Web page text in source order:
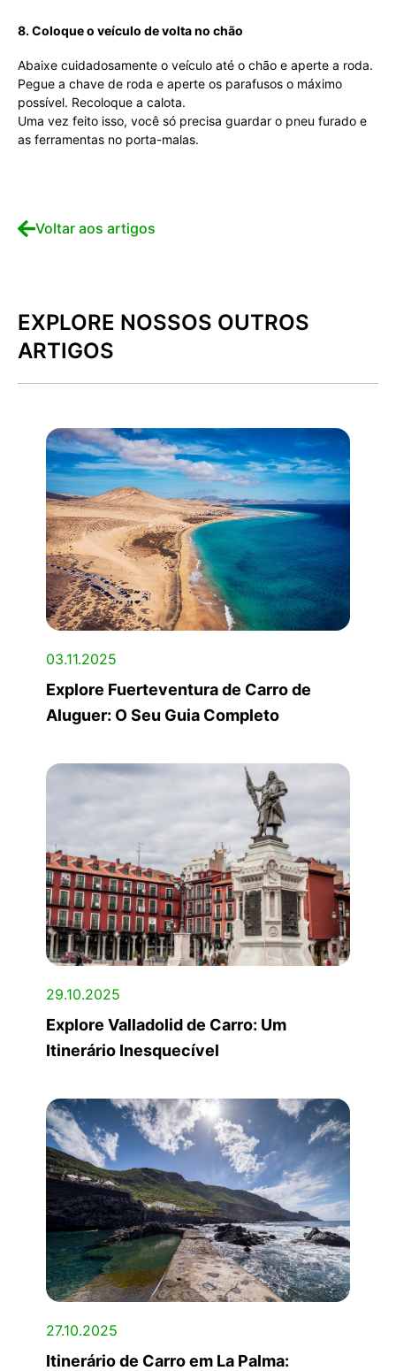
8. Coloque o veículo de volta no chão
Abaixe cuidadosamente o veículo até o chão e aperte a roda.
Pegue a chave de roda e aperte os parafusos o máximo
possível. Recoloque a calota.
Uma vez feito isso, você só precisa guardar o pneu furado e
as ferramentas no porta-malas.
Voltar aos artigos
EXPLORE NOSSOS OUTROS
ARTIGOS
03.11.2025
Explore Fuerteventura de Carro de
Aluguer: O Seu Guia Completo
29.10.2025
Explore Valladolid de Carro: Um
Itinerário Inesquecível
27.10.2025
Itinerário de Carro em La Palma: